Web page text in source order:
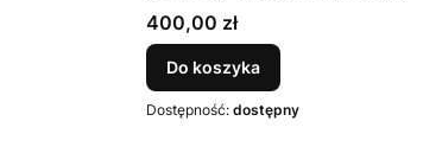
Cena
400,00 zł
Do koszyka
Dostępność: dostępny